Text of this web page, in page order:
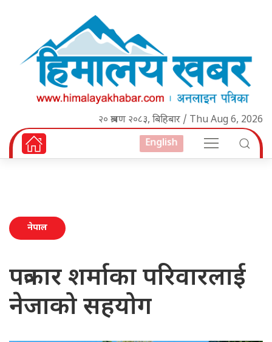
२० श्रावण २०८३, बिहिबार / Thu Aug 6, 2026
English
नेपाल
पत्रकार शर्माका परिवारलाई
नेजाको सहयोग